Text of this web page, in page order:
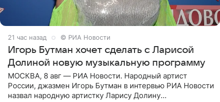
21 час назад © РИА Новости
Игорь Бутман хочет сделать с Ларисой
Долиной новую музыкальную программу
МОСКВА, 8 авг — РИА Новости. Народный артист
России, джазмен Игорь Бутман в интервью РИА Новости
назвал народную артистку Ларису Долину